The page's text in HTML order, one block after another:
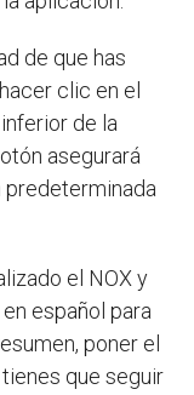
de que has
clic en el
de la
asegurará
predeterminada
el NOX y
español para
poner el
que seguir